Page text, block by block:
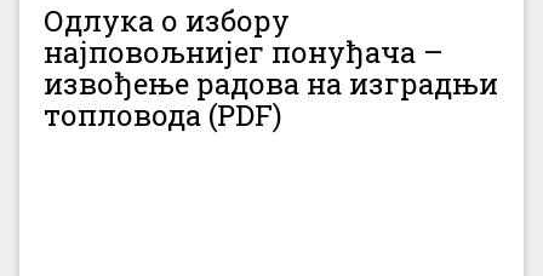
Одлука о избору
најповољнијег понуђача –
извођење радова на изградњи
топловода (PDF)